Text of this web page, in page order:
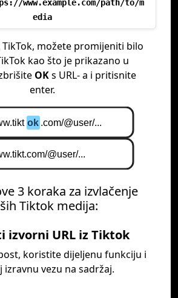
www.example.com/path/to/m
edia
TikTok, možete promijeniti bilo
kao što je prikazano u
OKs URL- a i pritisnite
enter.
3 koraka za izvlačenje
Tiktok medija:
izvorni URL iz Tiktok
koristite dijeljenu funkciju i
izravnu vezu na sadržaj.